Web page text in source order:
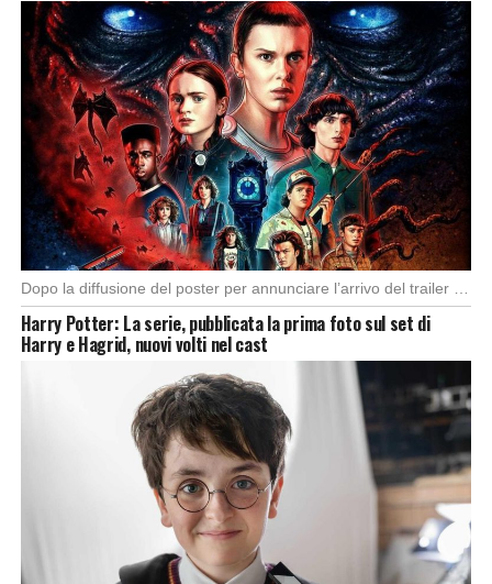
Harry Potter: La serie, pubblicata la prima foto sul set di
Harry e Hagrid, nuovi volti nel cast